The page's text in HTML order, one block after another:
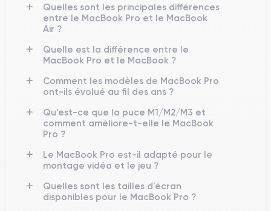
Quelles sont les principales différences
entre le MacBook Pro et le MacBook
Air ?
Quelle est la différence entre le
MacBook Pro et le MacBook ?
Comment les modèles de MacBook Pro
ont-ils évolué au fil des ans ?
Qu'est-ce que la puce M1/M2/M3 et
comment améliore-t-elle le MacBook
Pro ?
Le MacBook Pro est-il adapté pour le
montage vidéo et le jeu ?
Quelles sont les tailles d'écran
disponibles pour le MacBook Pro ?